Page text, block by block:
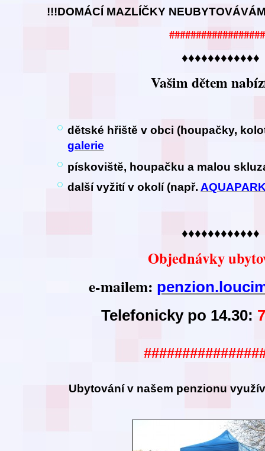
!!!DOMÁCÍ MAZLÍČKY
♦♦♦♦♦♦♦♦♦♦♦♦
Vašim dětem
dětské hřiště v obci (houpačky,
galerie
pískoviště, houpačku a malou
další vyžití v okolí (např.
♦♦♦♦♦♦♦♦♦♦♦♦
Objednávky
e-mailem:
Telefonicky po 14.30:
Ubytování v našem penzionu